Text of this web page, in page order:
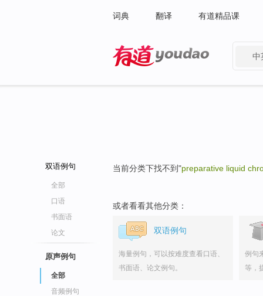
词典 翻译 有道精品课
中
双语例句
全部
口语
书面语
论文
原声例句
全部
音频例句
当前分类下找不到"preparative liquid
或者看看其他分类：
双语例句
海量例句，可以按难度查看口语、
书面语、论文例句。
例句
等，